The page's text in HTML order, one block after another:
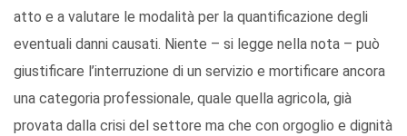
atto e a valutare le modalità per la quantificazione degli
eventuali danni causati. Niente – si legge nella nota – può
giustificare l’interruzione di un servizio e mortificare ancora
una categoria professionale, quale quella agricola, già
provata dalla crisi del settore ma che con orgoglio e dignità